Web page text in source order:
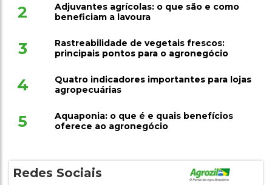
2
Adjuvantes agrícolas: o que são e como
beneficiam a lavoura
3
Rastreabilidade de vegetais frescos:
principais pontos para o agronegócio
4
Quatro indicadores importantes para lojas
agropecuárias
5
Aquaponia: o que é e quais benefícios
oferece ao agronegócio
Redes Sociais